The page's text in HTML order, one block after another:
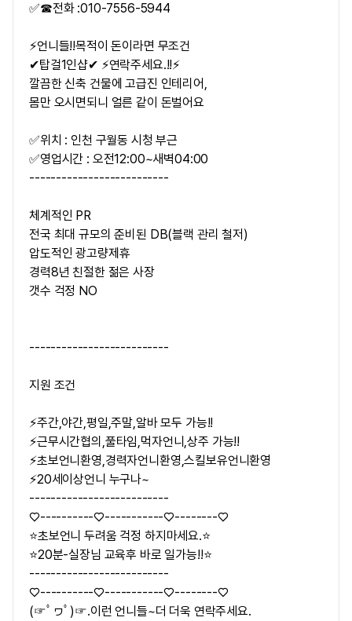
✅☎전화 :010-7556-5944
⚡언니들!!목적이 돈이라면 무조건
✔탑걸1인샵✔ ⚡연락주세요.!!⚡
깔끔한 신축 건물에 고급진 인테리어,
몸만 오시면되니 얼른 같이 돈벌어요
✅위치 : 인천 구월동 시청 부근
✅영업시간 : 오전12:00~새벽04:00
--------------------------
체계적인 PR
전국 최대 규모의 준비된 DB(블랙 관리 철저)
압도적인 광고량제휴
경력8년 친절한 젊은 사장
갯수 걱정 NO
--------------------------
지원 조건
⚡주간,야간,평일,주말,알바 모두 가능!!
⚡근무시간협의,풀타임,먹자언니,상주 가능!!
⚡초보언니환영,경력자언니환영,스킬보유언니환영
⚡20세이상언니 누구나~
--------------------------
♡----------♡-----------♡--------♡
⭐초보언니 두려움 걱정 하지마세요.⭐
⭐20분-실장님 교육후 바로 일가능!!⭐
--------------------------
♡----------♡-----------♡--------♡
(☞ﾟヮﾟ)☞.이런 언니들~더 더욱 연락주세요.